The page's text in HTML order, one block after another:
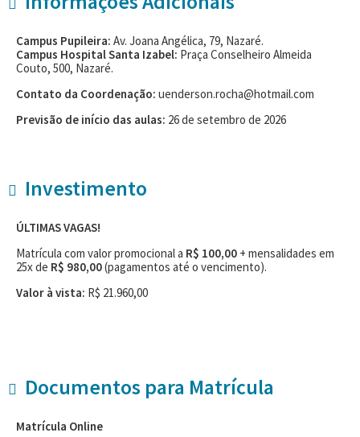
Campus Pupileira: Av. Joana Angélica, 79, Nazaré.
Campus Hospital Santa Izabel: Praça Conselheiro Almeida
Couto, 500, Nazaré.
Contato da Coordenação: uenderson.rocha@hotmail.com
Previsão de início das aulas: 26 de setembro de 2026
Investimento
ÚLTIMAS VAGAS!
Matrícula com valor promocional a R$ 100,00 + mensalidades em
25x de R$ 980,00(pagamentos até o vencimento).
Valor à vista: R$ 21.960,00
Documentos para Matrícula
Matrícula Online